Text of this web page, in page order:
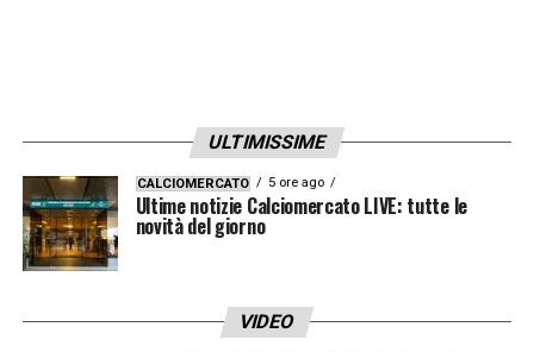
ULTIMISSIME
CALCIOMERCATO 5 ore ago
Ultime notizie Calciomercato LIVE: tutte le
novità del giorno
VIDEO